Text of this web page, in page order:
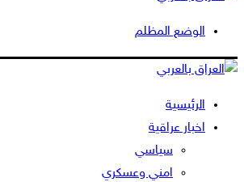
الوضع المظلم
الرئيسية
اخبار عراقية
سياسي
امني وعسكري